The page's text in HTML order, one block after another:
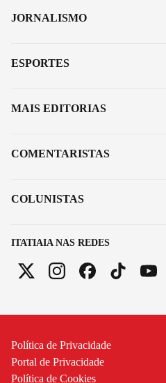
ITATIAIA NAS REDES
JORNALISMO
ESPORTES
MAIS EDITORIAS
COMENTARISTAS
COLUNISTAS
Política de Privacidade
Portal de Privacidade
Política de Cookies